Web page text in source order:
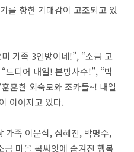
를 향한 기대감이 고조되고 있
가족 3인방이네!”, “소금 고
드디어 내일! 본방사수!”, “박
훈한 외숙모와 조카들~! 내일
이어지고 있다.
가족 이문식, 심혜진, 박명수,
금 마을 콕싸앗에 숨겨진 행복